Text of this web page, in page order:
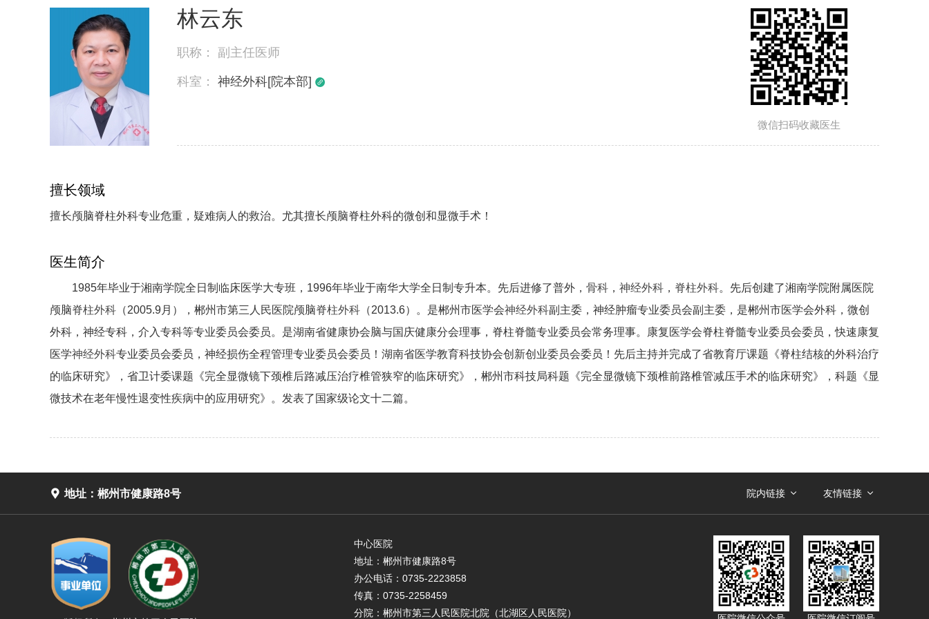
林云东
职称： 副主任医师
科室： 神经外科[院本部] 
微信扫码收藏医生
擅长领域
擅长颅脑脊柱外科专业危重，疑难病人的救治。尤其擅长颅脑脊柱外科的微创和显微手术！
医生简介
1985年毕业于湘南学院全日制临床医学大专班，1996年毕业于南华大学全日制专升本。先后进修了普外， 骨科 ， 神经外科 ， 脊柱外科。先后创建了湘南学院附属医院
颅脑脊柱外科 （2005.9月），郴州市第三人民医院颅脑脊柱外科 （2013.6）。是郴州市医学会神经外科副主委，神经肿瘤专业委员会副主委，是郴州市医学会外科，微创
外科，神经专科，介入专科等专业委员会委员。是湖南省健康协会脑与国庆健康分会理事，脊柱脊髓专业委员会常务理事。康复医学会脊柱脊髓专业委员会委员，快速康复
医学神经外科专业委员会委员，神经损伤全程管理专业委员会委员！湖南省医学教育科技协会创新创业委员会委员！先后主持并完成了省教育厅课题《脊柱结核的外科治疗
的临床研究》，省卫计委课题《完全显微镜下颈椎后路减压治疗椎管狭窄的临床研究》，郴州市科技局科题《完全显微镜下颈椎前路椎管减压手术的临床研究》，科题《显
微技术在老年慢性退变性疾病中的应用研究》。发表了国家级论文十二篇。
 地址：郴州市健康路8号 院内链接 友情链接
中心医院
地址：郴州市健康路8号
办公电话：0735-2223858
传真：0735-2258459
分院：郴州市第三人民医院北院（北湖区人民医院）